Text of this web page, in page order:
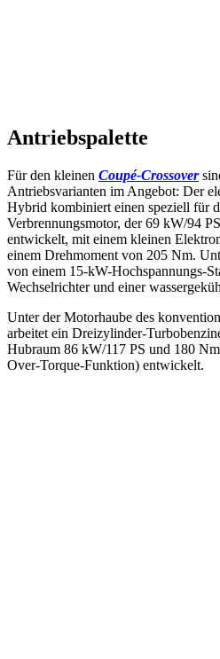
Antriebspalette
Für den kleinen Coupé-Crossover
Antriebsvarianten im Angebot: Der
Hybrid kombiniert einen speziell für
Verbrennungsmotor, der 69 kW/94
entwickelt, mit einem kleinen
einem Drehmoment von 205 Nm.
von einem 15-kW-Hochspannungs-
Wechselrichter und einer
Unter der Motorhaube des
arbeitet ein Dreizylinder-
Hubraum 86 kW/117 PS und 180
Over-Torque-Funktion) entwickelt.